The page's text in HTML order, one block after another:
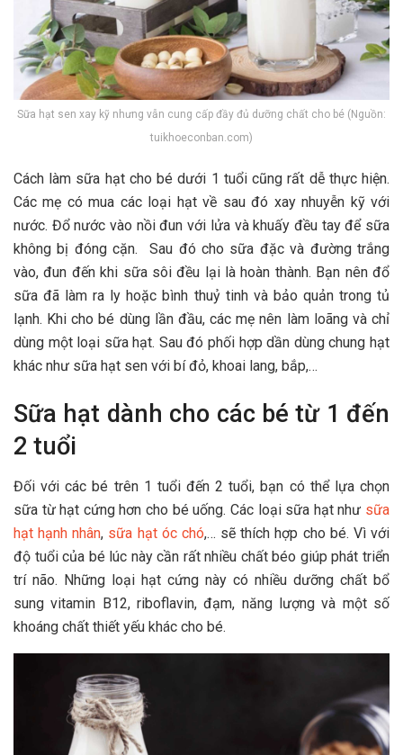
Sữa hạt sen xay kỹ nhưng vẫn cung cấp đầy đủ dưỡng chất cho bé (Nguồn:
tuikhoeconban.com)
Cách làm sữa hạt cho bé dưới 1 tuổi cũng rất dễ thực hiện.
Các mẹ có mua các loại hạt về sau đó xay nhuyễn kỹ với
nước. Đổ nước vào nồi đun với lửa và khuấy đều tay để sữa
không bị đóng cặn. Sau đó cho sữa đặc và đường trắng
vào, đun đến khi sữa sôi đều lại là hoàn thành. Bạn nên đổ
sữa đã làm ra ly hoặc bình thuỷ tinh và bảo quản trong tủ
lạnh. Khi cho bé dùng lần đầu, các mẹ nên làm loãng và chỉ
dùng một loại sữa hạt. Sau đó phối hợp dần dùng chung hạt
khác như sữa hạt sen với bí đỏ, khoai lang, bắp,…
Sữa hạt dành cho các bé từ 1 đến
2 tuổi
Đối với các bé trên 1 tuổi đến 2 tuổi, bạn có thể lựa chọn
sữa từ hạt cứng hơn cho bé uống. Các loại sữa hạt như sữa
hạt hạnh nhân, sữa hạt óc chó,… sẽ thích hợp cho bé. Vì với
độ tuổi của bé lúc này cần rất nhiều chất béo giúp phát triển
trí não. Những loại hạt cứng này có nhiều dưỡng chất bổ
sung vitamin B12, riboflavin, đạm, năng lượng và một số
khoáng chất thiết yếu khác cho bé.